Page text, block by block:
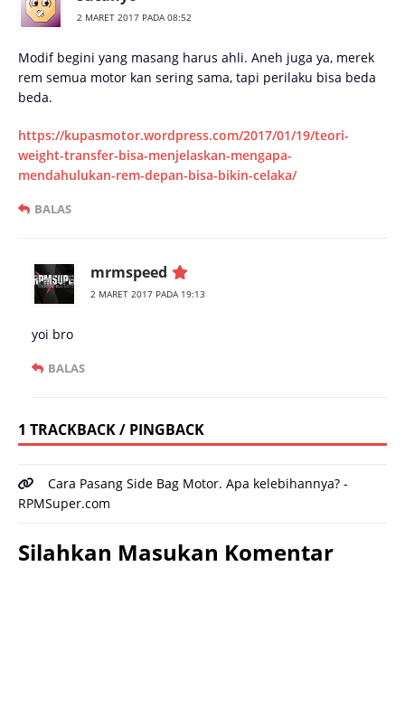
2 MARET 2017 PADA 08:52
Modif begini yang masang harus ahli. Aneh juga ya, merek
rem semua motor kan sering sama, tapi perilaku bisa beda
beda.
https://kupasmotor.wordpress.com/2017/01/19/teori-
weight-transfer-bisa-menjelaskan-mengapa-
mendahulukan-rem-depan-bisa-bikin-celaka/
BALAS
mrmspeed
2 MARET 2017 PADA 19:13
yoi bro
BALAS
1 TRACKBACK / PINGBACK
Cara Pasang Side Bag Motor. Apa kelebihannya? -
RPMSuper.com
Silahkan Masukan Komentar